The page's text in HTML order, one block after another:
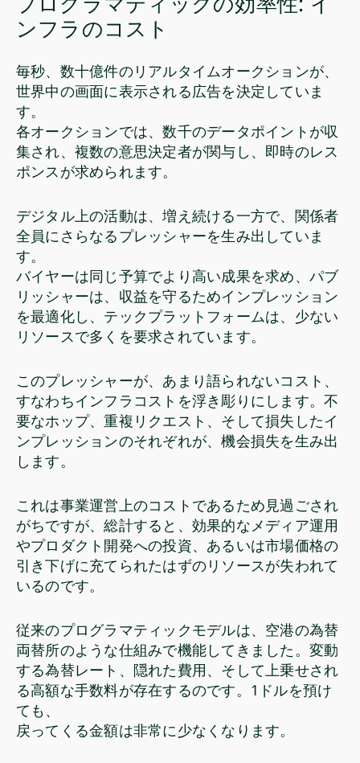
ンフラのコスト
毎秒、数十億件のリアルタイムオークションが、
世界中の画面に表示される広告を決定していま
す。
各オークションでは、数千のデータポイントが収
集され、複数の意思決定者が関与し、即時のレス
ポンスが求められます。
デジタル上の活動は、増え続ける一方で、関係者
全員にさらなるプレッシャーを生み出していま
す。
バイヤーは同じ予算でより高い成果を求め、パブ
リッシャーは、収益を守るためインプレッション
を最適化し、テックプラットフォームは、少ない
リソースで多くを要求されています。
このプレッシャーが、あまり語られないコスト、
すなわちインフラコストを浮き彫りにします。不
要なホップ、重複リクエスト、そして損失したイ
ンプレッションのそれぞれが、機会損失を生み出
します。
これは事業運営上のコストであるため見過ごされ
がちですが、総計すると、効果的なメディア運用
やプロダクト開発への投資、あるいは市場価格の
引き下げに充てられたはずのリソースが失われて
いるのです。
従来のプログラマティックモデルは、空港の為替
両替所のような仕組みで機能してきました。変動
する為替レート、隠れた費用、そして上乗せされ
る高額な手数料が存在するのです。1ドルを預け
ても、
戻ってくる金額は非常に少なくなります。